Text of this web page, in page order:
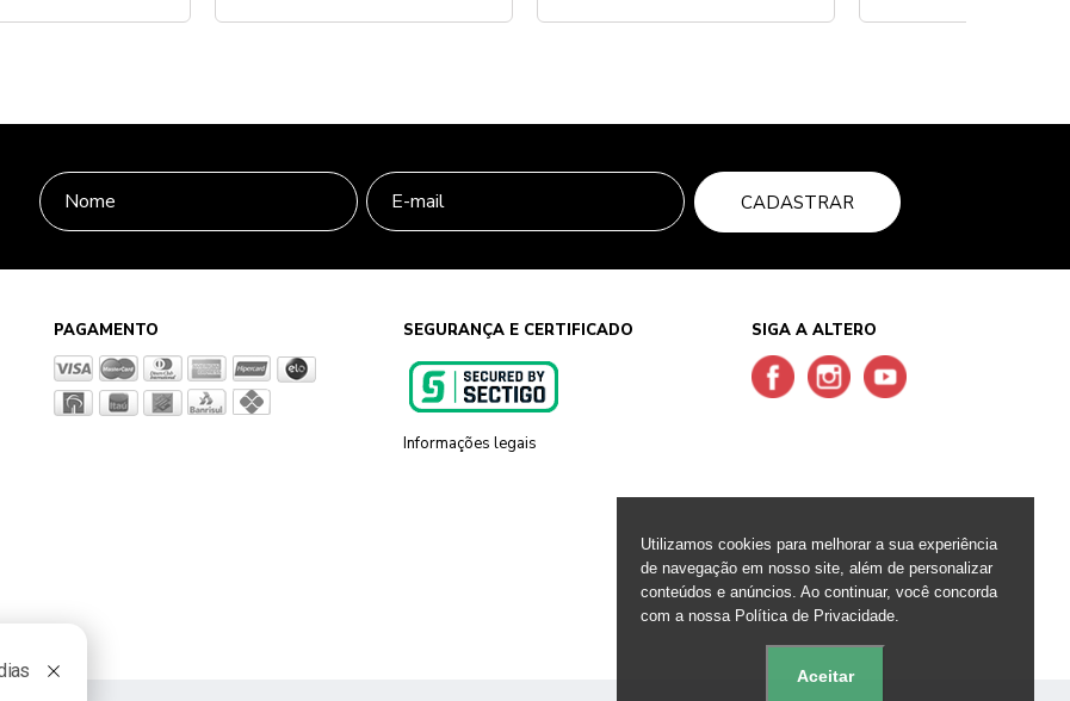
CADASTRAR
PAGAMENTO SEGURANÇA E CERTIFICADO
Informações legais
SIGA A ALTERO
Utilizamos cookies para melhorar a sua experiência
de navegação em nosso site, além de personalizar
conteúdos e anúncios. Ao continuar, você concorda
com a nossa Política de Privacidade.
Aceitar